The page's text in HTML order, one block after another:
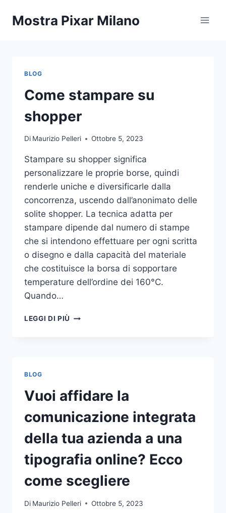
Mostra Pixar Milano
BLOG
Come stampare su
shopper
Di Maurizio Pelleri Ottobre 5, 2023
Stampare su shopper significa
personalizzare le proprie borse, quindi
renderle uniche e diversificarle dalla
concorrenza, uscendo dall’anonimato delle
solite shopper. La tecnica adatta per
stampare dipende dal numero di stampe
che si intendono effettuare per ogni scritta
o disegno e dalla capacità del materiale
che costituisce la borsa di sopportare
temperature dell’ordine dei 160°C.
Quando…
LEGGI DI PIÙ COME
BLOG
Vuoi affidare la
comunicazione integrata
della tua azienda a una
tipografia online? Ecco
come scegliere
Di Maurizio Pelleri Ottobre 5, 2023